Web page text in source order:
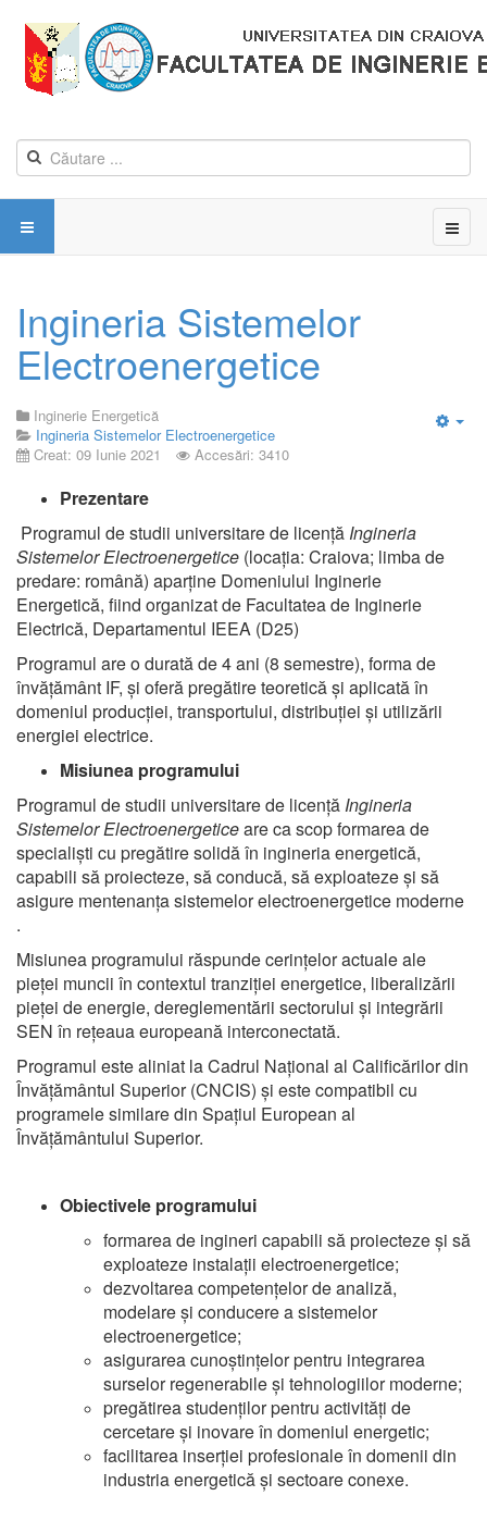
Ingineria Sistemelor
Electroenergetice
Inginerie Energetică
Ingineria Sistemelor Electroenergetice
Creat: 09 Iunie 2021
Accesări: 3410
Prezentare
Programul de studii universitare de licență Ingineria
Sistemelor Electroenergetice (locația: Craiova; limba de
predare: română) aparține Domeniului Inginerie
Energetică, fiind organizat de Facultatea de Inginerie
Electrică, Departamentul IEEA (D25)
Programul are o durată de 4 ani (8 semestre), forma de
învățământ IF, și oferă pregătire teoretică și aplicată în
domeniul producției, transportului, distribuției și utilizării
energiei electrice.
Misiunea programului
Programul de studii universitare de licență Ingineria
Sistemelor Electroenergeticeare ca scop formarea de
specialiști cu pregătire solidă în ingineria energetică,
capabili să proiecteze, să conducă, să exploateze și să
asigure mentenanța sistemelor electroenergetice moderne
.
Misiunea programului răspunde cerințelor actuale ale
pieței muncii în contextul tranziției energetice, liberalizării
pieței de energie, dereglementării sectorului și integrării
SEN în rețeaua europeană interconectată.
Programul este aliniat la Cadrul Național al Calificărilor din
Învățământul Superior (CNCIS) și este compatibil cu
programele similare din Spațiul European al
Învățământului Superior.
Obiectivele programului
formarea de ingineri capabili să proiecteze și să
exploateze instalații electroenergetice;
dezvoltarea competențelor de analiză,
modelare și conducere a sistemelor
electroenergetice;
asigurarea cunoștințelor pentru integrarea
surselor regenerabile și tehnologiilor moderne;
pregătirea studenților pentru activități de
cercetare și inovare în domeniul energetic;
facilitarea inserției profesionale în domenii din
industria energetică și sectoare conexe.